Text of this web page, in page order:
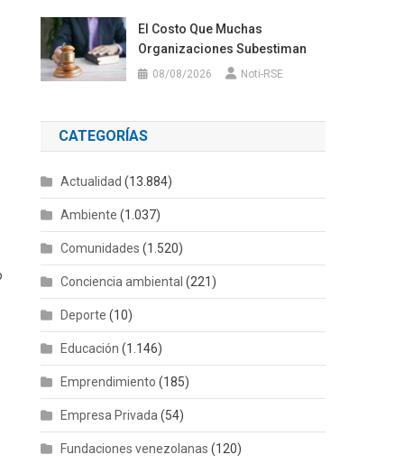
El Costo Que Muchas
Organizaciones Subestiman
08/08/2026 Noti-RSE
CATEGORÍAS
Actualidad (13.884)
Ambiente (1.037)
Comunidades (1.520)
Conciencia ambiental (221)
Deporte (10)
Educación (1.146)
Emprendimiento (185)
Empresa Privada (54)
Fundaciones venezolanas (120)